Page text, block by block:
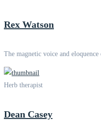
Rex Watson
The magnetic voice and
Herb therapist
Dean Casey